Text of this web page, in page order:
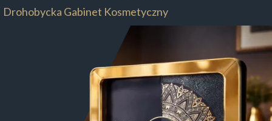
Drohobycka Gabinet Kosmetyczny